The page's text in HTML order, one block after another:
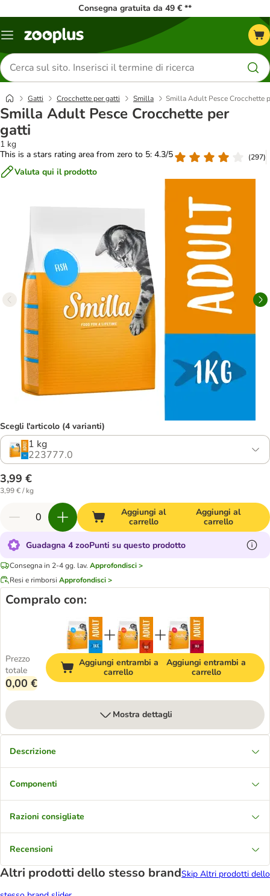
Consegna gratuita da 49 € **
Overview
Cerca
prodotti
Gatti Crocchette per gatti Smilla Smilla Adult Pesce Crocchette
Smilla Adult Pesce Crocchette per
gatti
1 kg
This is a stars rating area from zero to 5: 4.3/5
(297)
Valuta qui il prodotto
Scegli l'articolo (4 varianti)
1 kg
223777.0
3,99 €
3,99 € / kg
Aggiungi al
carrello
Aggiungi al
carrello
Guadagna 4 zooPunti su questo prodotto
Consegna in 2-4 gg. lav. Approfondisci >
Resi e rimborsi Approfondisci >
Compralo con:
Prezzo
totale
0,00 €
Aggiungi entrambi a
carrello
Aggiungi entrambi a
carrello
Mostra dettagli
Descrizione
Componenti
Razioni consigliate
Recensioni
Altri prodotti dello stesso brandSkip Altri prodotti dello